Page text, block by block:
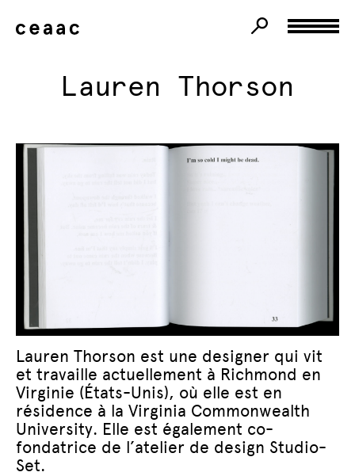
Lauren Thorson
Lauren Thorson est une designer qui vit
et travaille actuellement à Richmond en
Virginie (États-Unis), où elle est en
résidence à la Virginia Commonwealth
University. Elle est également co-
fondatrice de l’atelier de design Studio-
Set.